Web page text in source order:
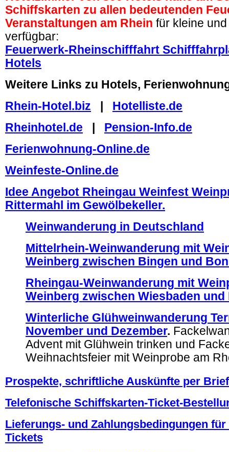
Schiffskarten zu allen bedeutenden
Veranstaltungen am Rhein für kleine
verfügbar:
Feuerwerk-Rheinschifffahrt
Hotels
Weitere Links zu Hotels,
Rhein-Hotel.biz
Hotelliste.de
Rheinhotel.de
Pension-Info.de
Ferienwohnung-Online.de
Weinfeste-Online.de
Idee Angebot Rheingau Weinfest
Rittermahl im Gewölbekeller.
Weinwanderung in Deutschland
Mittelrhein-Weinwanderung mit
Weinberg zwischen Bingen und
Rheingau-Weinwanderung mit
Weinberg zwischen Wiesbaden und
Winterliche Glühweinwanderung
November und Dezember.
Advent mit Glühwein trinken und
Weihnachtsfeier mit Weinprobe am
Prospekte, schriftliche Auskünfte per Brief
Telefonische Schiffskarten-Ticket-
Lieferungs- und Zahlungsbedingungen
Tickets